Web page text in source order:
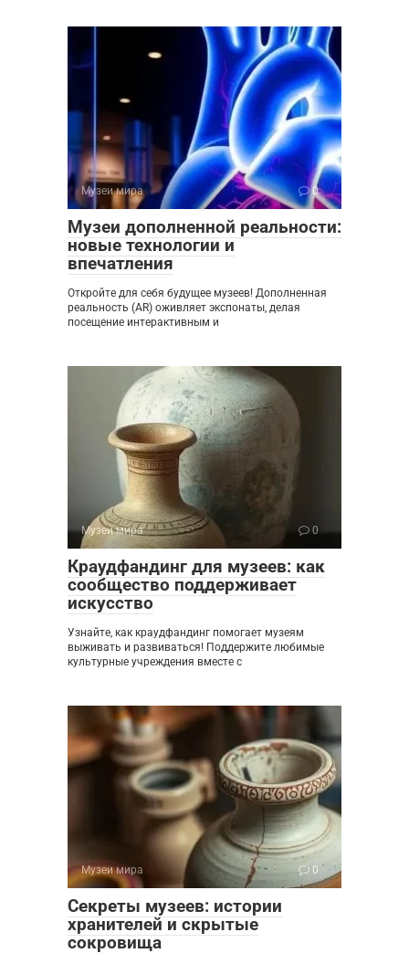
Музеи мира 0
Музеи дополненной реальности:
новые технологии и
впечатления
Откройте для себя будущее музеев! Дополненная
реальность (AR) оживляет экспонаты, делая
посещение интерактивным и
Музеи мира 0
Краудфандинг для музеев: как
сообщество поддерживает
искусство
Узнайте, как краудфандинг помогает музеям
выживать и развиваться! Поддержите любимые
культурные учреждения вместе с
Музеи мира 0
Секреты музеев: истории
хранителей и скрытые
сокровища